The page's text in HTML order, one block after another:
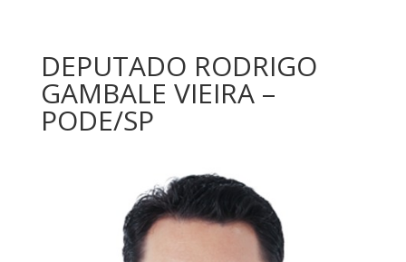
DEPUTADO RODRIGO
GAMBALE VIEIRA –
PODE/SP